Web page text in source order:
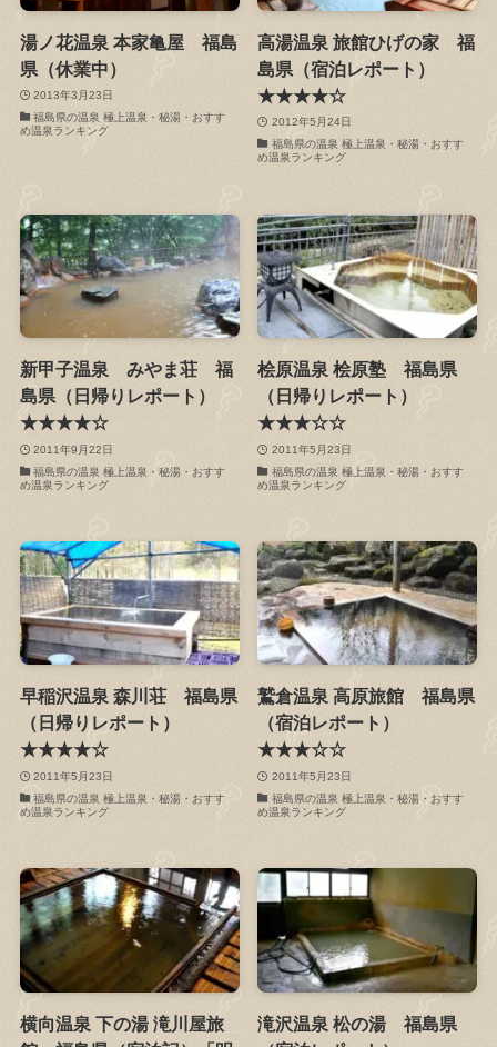
湯ノ花温泉 本家亀屋 福島
県（休業中）
2013年3月23日
福島県の温泉 極上温泉・秘湯・おすす
め温泉ランキング
高湯温泉 旅館ひげの家 福
島県（宿泊レポート）
★★★★☆
2012年5月24日
福島県の温泉 極上温泉・秘湯・おすす
め温泉ランキング
新甲子温泉 みやま荘 福
島県（日帰りレポート）
★★★★☆
2011年9月22日
福島県の温泉 極上温泉・秘湯・おすす
め温泉ランキング
桧原温泉 桧原塾 福島県
（日帰りレポート）
★★★☆☆
2011年5月23日
福島県の温泉 極上温泉・秘湯・おすす
め温泉ランキング
早稲沢温泉 森川荘 福島県
（日帰りレポート）
★★★★☆
2011年5月23日
福島県の温泉 極上温泉・秘湯・おすす
め温泉ランキング
鷲倉温泉 高原旅館 福島県
（宿泊レポート）
★★★☆☆
2011年5月23日
福島県の温泉 極上温泉・秘湯・おすす
め温泉ランキング
横向温泉 下の湯 滝川屋旅
滝沢温泉 松の湯 福島県